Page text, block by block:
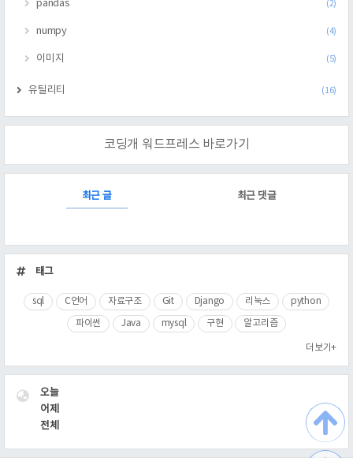
pandas (2)
numpy (4)
이미지 (5)
유틸리티 (16)
코딩개 워드프레스 바로가기
최근 글 최근 댓글
근
글
태그
sql C언어 자료구조 Git Django 리눅스 python
파이썬 Java mysql 구현 알고리즘
더보기+
VISITOR오늘
어제
전체